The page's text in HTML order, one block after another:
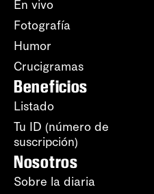
En vivo
Fotografía
Humor
Crucigramas
Beneficios
Listado
Tu ID (número de
suscripción)
Nosotros
Sobre la diaria